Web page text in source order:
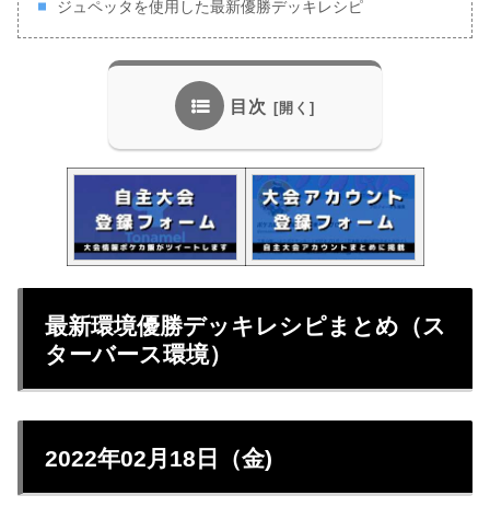
ジュペッタを使用した最新優勝デッキレシピ
目次
最新環境優勝デッキレシピまとめ（ス
ターバース環境）
2022年02月18日（金)